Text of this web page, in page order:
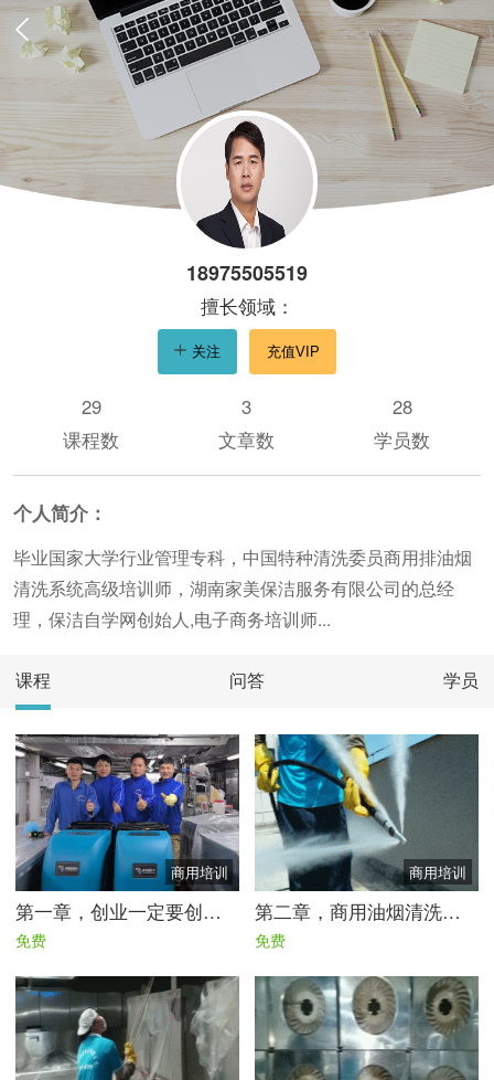
18975505519
擅长领域：
关注 充值VIP
29
课程数
3
文章数
28
学员数
个人简介：
毕业国家大学行业管理专科，中国特种清洗委员商用排油烟
清洗系统高级培训师，湖南家美保洁服务有限公司的总经
理，保洁自学网创始人,电子商务培训师...
课程 问答 学员
商用培训
第一章，创业一定要创新才能与时俱进学习吧！
免费
商用培训
第二章，商用油烟清洗需要哪些工具与流程标准
免费